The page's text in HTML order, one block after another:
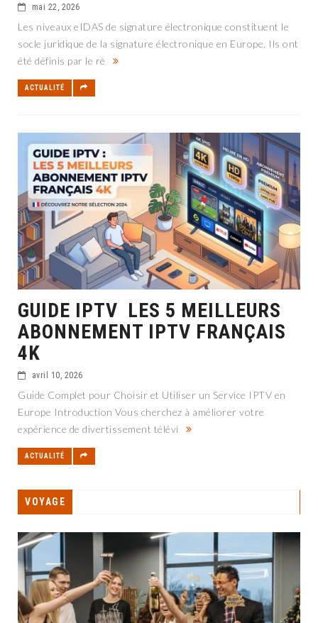
mai 22, 2026
Les niveaux eIDAS de signature électronique constituent le
socle juridique de la signature électronique en Europe. Ils ont
été définis par le rè
ACTUALITÉ
GUIDE IPTV LES 5 MEILLEURS
ABONNEMENT IPTV FRANÇAIS
4K
avril 10, 2026
Guide Complet pour Choisir et Utiliser un Service IPTV en
Europe Introduction Vous cherchez à améliorer votre
expérience de divertissement télévi
ACTUALITÉ
VOYAGE